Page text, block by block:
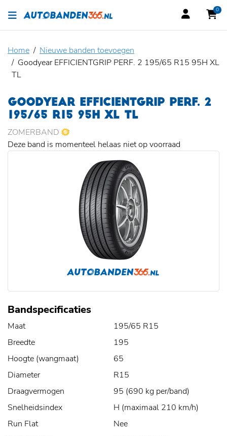
0
Home
Nieuwe banden toevoegen
Goodyear EFFICIENTGRIP PERF. 2 195/65 R15 95H XL
TL
GOODYEAR EFFICIENTGRIP PERF. 2
195/65 R15 95H XL TL
ZOMERBAND
Deze band is momenteel helaas niet op voorraad
Bandspecificaties
Maat
195/65 R15
Breedte
195
Hoogte (wangmaat)
65
Diameter
R15
Draagvermogen
95 (690 kg per/band)
Snelheidsindex
H (maximaal 210 km/h)
Run Flat
Nee